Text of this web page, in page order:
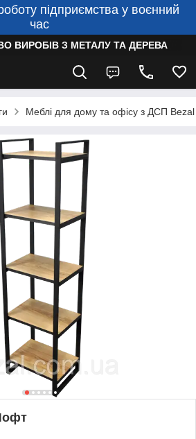
підприємства у воєнний
час
ВИРОБІВ З МЕТАЛУ ТА ДЕРЕВА
Меблі для дому та офісу з ДСП Bezal